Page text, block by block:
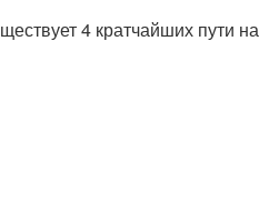
4 кратчайших пути на